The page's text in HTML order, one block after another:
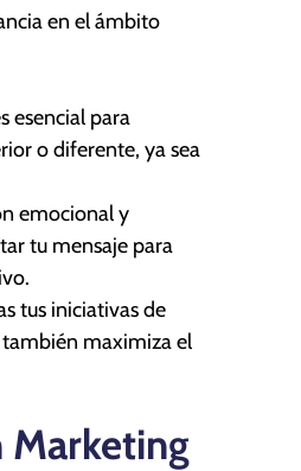
en el ámbito
esencial para
o diferente, ya sea
emocional y
tu mensaje para
tus iniciativas de
maximiza el
Marketing